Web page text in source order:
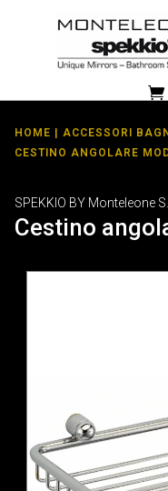

HOME | ACCESSORI
CESTINO ANGOLARE
SPEKKIO BY Monteleone
Cestino